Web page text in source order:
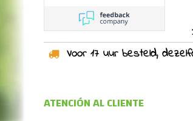
Voor 17 uur besteld,
ATENCIÓN AL CLIENTE